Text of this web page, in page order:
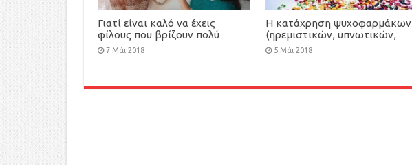
Γιατί είναι καλό να έχεις
φίλους που βρίζουν πολύ
-Ψυχολόγοι εξηγούν τα
7 Μάι 2018
Η κατάχρηση ψυχοφαρμάκων
(ηρεμιστικών, υπνωτικών,
αγχολυτικών κλπ) οδηγούν σε
5 Μάι 2018